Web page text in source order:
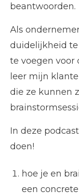
beantwoorden.
Als
duidelijkheid
te voegen voor
leer mijn
die ze kunnen
In deze
doen!
hoe je en
een